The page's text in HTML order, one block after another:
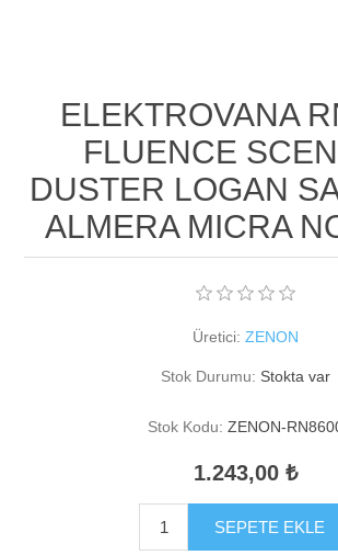
ELEKTROVANA
FLUENCE
DUSTER LOGAN
ALMERA MICRA
Üretici: ZENON
Stok Durumu: Stokta var
Stok Kodu: ZENON-
1.243,00 ₺
SEPETE EKLE